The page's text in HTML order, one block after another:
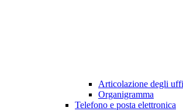
Articolazione degli
Organigramma
Telefono e posta elettronica